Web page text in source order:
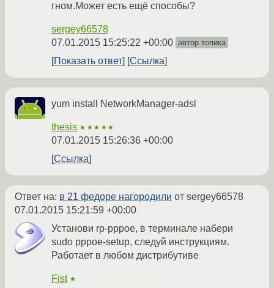
гном.Может есть ещё способы?
sergey66578
07.01.2015 15:25:22 +00:00 автор топика
Показать ответ Ссылка
yum install NetworkManager-adsl
thesis ★★★★★
07.01.2015 15:26:36 +00:00
Ссылка
Ответ на: в 21 федоре нагородили от sergey66578
07.01.2015 15:21:59 +00:00
Установи rp-pppoe, в терминале набери
sudo pppoe-setup, следуй инструкциям.
Работает в любом дистрибутиве
Fist ★